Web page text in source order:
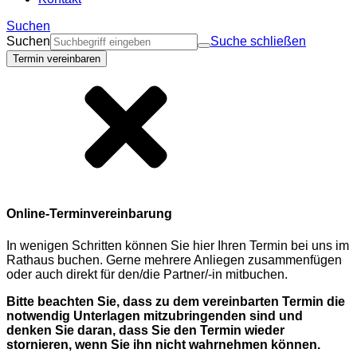
Suchen
Suchen
Suche schließen
Termin vereinbaren
Online-Terminvereinbarung
In wenigen Schritten können Sie hier Ihren Termin bei uns im
Rathaus buchen. Gerne mehrere Anliegen zusammenfügen
oder auch direkt für den/die Partner/-in mitbuchen.
Bitte beachten Sie, dass zu dem vereinbarten Termin die
notwendig Unterlagen mitzubringenden sind und
denken Sie daran, dass Sie den Termin wieder
stornieren, wenn Sie ihn nicht wahrnehmen können.